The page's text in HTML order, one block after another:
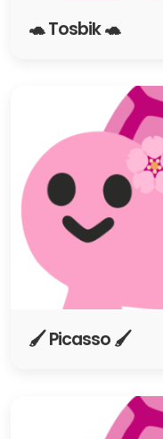
🐢 Tosbik 🐢
🖌️ Picasso 🖌️